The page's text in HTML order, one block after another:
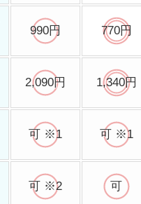
990円 770円
2,090円 1,340円
可 ※1 可 ※1
可 ※2 可